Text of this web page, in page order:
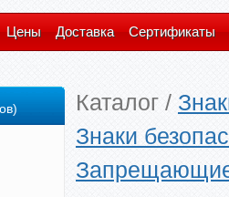
Цены Доставка Сертификаты
Каталог /
Знаки